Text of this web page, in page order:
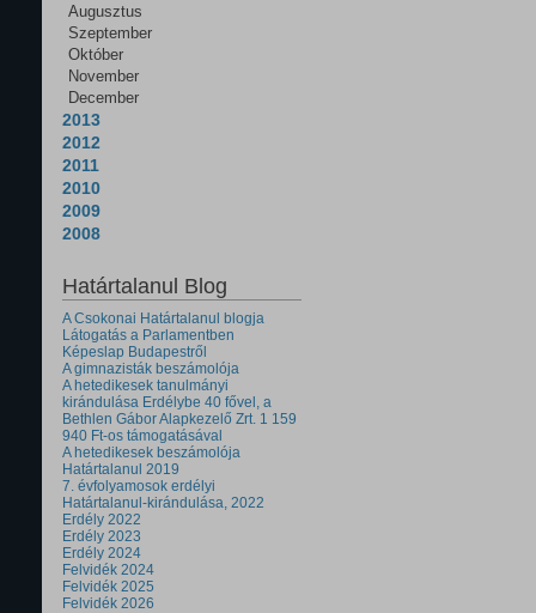
Augusztus
Szeptember
Október
November
December
2013
2012
2011
2010
2009
2008
Határtalanul Blog
A Csokonai Határtalanul blogja
Látogatás a Parlamentben
Képeslap Budapestről
A gimnazisták beszámolója
A hetedikesek tanulmányi
kirándulása Erdélybe 40 fővel, a
Bethlen Gábor Alapkezelő Zrt. 1 159
940 Ft-os támogatásával
A hetedikesek beszámolója
Határtalanul 2019
7. évfolyamosok erdélyi
Határtalanul-kirándulása, 2022
Erdély 2022
Erdély 2023
Erdély 2024
Felvidék 2024
Felvidék 2025
Felvidék 2026